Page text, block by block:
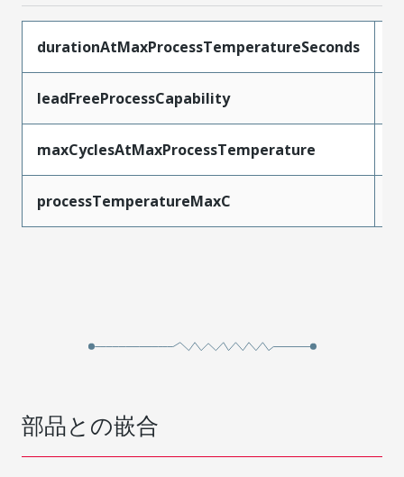
durationAtMaxProcessTemperatureSeconds
leadFreeProcessCapability
maxCyclesAtMaxProcessTemperature
processTemperatureMaxC
部品との嵌合